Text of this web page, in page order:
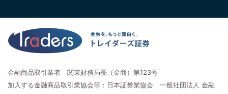
金融商品取引業者 関東財務局長（金商）第123号
加入する金融商品取引業協会等：日本証券業協会 一般社団法人 金融